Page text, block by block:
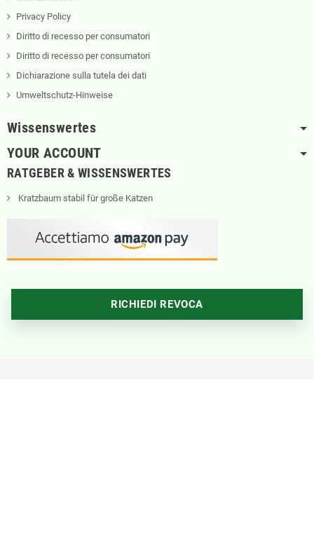
Privacy Policy
Diritto di recesso per consumatori
Diritto di recesso per consumatori
Dichiarazione sulla tutela dei dati
Umweltschutz-Hinweise
Wissenswertes
YOUR ACCOUNT
RATGEBER & WISSENSWERTES
Kratzbaum stabil für große Katzen
RICHIEDI REVOCA